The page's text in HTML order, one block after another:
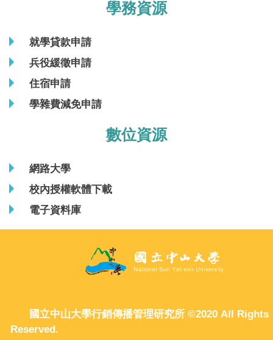
學務資源
就學貸款申請
兵役緩徵申請
住宿申請
學雜費減免申請
數位資源
網路大學
校內授權軟體下載
電子資料庫
國立中山大學行銷傳播管理研究所 ©2020 All Rights
Reserved.